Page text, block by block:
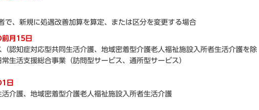
で、新規に処遇改善加算を算定、または区分を変更する場合
前月15日
認知症対応型共同生活介護、地域密着型介護老人福祉施設入所者生活介護を除
生活支援総合事業（訪問型サービス、通所型サービス）
1日
介護、地域密着型介護老人福祉施設入所者生活介護